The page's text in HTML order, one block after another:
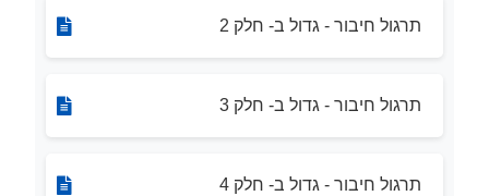
תרגול חיבור - גדול ב- חלק 2
תרגול חיבור - גדול ב- חלק 3
תרגול חיבור - גדול ב- חלק 4